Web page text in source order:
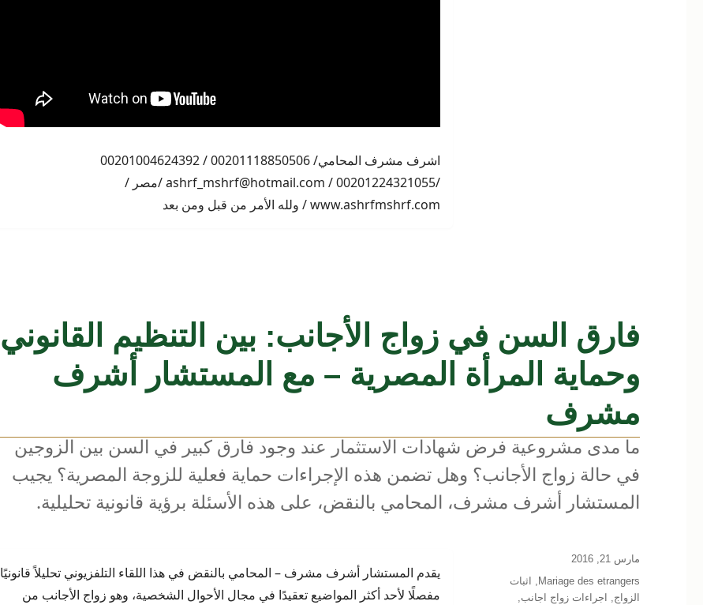
اشرف مشرف المحامي/ 00201118850506 / 00201004624392
/00201224321055 / ashrf_mshrf@hotmail.com /مصر /
www.ashrfmshrf.com / ولله الأمر من قبل ومن بعد
فارق السن في زواج الأجانب: بين التنظيم القانوني
وحماية المرأة المصرية – مع المستشار أشرف
مشرف
ما مدى مشروعية فرض شهادات الاستثمار عند وجود فارق كبير في السن بين الزوجين
في حالة زواج الأجانب؟ وهل تضمن هذه الإجراءات حماية فعلية للزوجة المصرية؟ يجيب
المستشار أشرف مشرف، المحامي بالنقض، على هذه الأسئلة برؤية قانونية تحليلية.
يقدم المستشار أشرف مشرف – المحامي بالنقض في هذا اللقاء التلفزيوني تحليلاً قانونيًا
مفصلًا لأحد أكثر المواضيع تعقيدًا في مجال الأحوال الشخصية، وهو زواج الأجانب من
نُشرت
مارس 21, 2016
التصنيفات
Mariage des etrangers
, اثبات
الزواج, اجراءات زواج اجانب,